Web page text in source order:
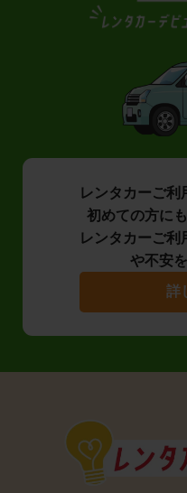
レンタカーご利
初めての方に
レンタカーご利
や不安
詳